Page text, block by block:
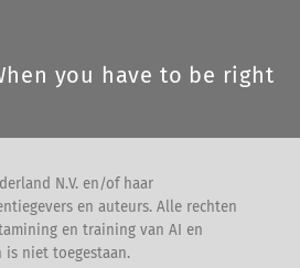
you have to be right
N.V. en/of haar
en auteurs. Alle rechten
en training van AI en
is niet toegestaan.